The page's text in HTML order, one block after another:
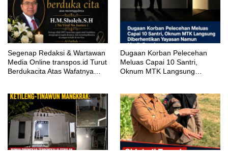
Segenap Redaksi & Wartawan
Media Online transpos.id Turut
Berdukacita Atas Wafatnya
‎Dugaan Korban Pelecehan
Meluas Capai 10 Santri,
Oknum MTK Langsung